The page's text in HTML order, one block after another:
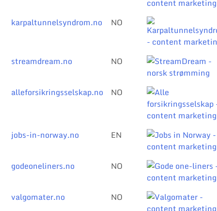
karpaltunnelsyndrom.no NO
streamdream.no NO
alleforsikringsselskap.no NO
jobs-in-norway.no EN
godeoneliners.no NO
valgomater.no NO